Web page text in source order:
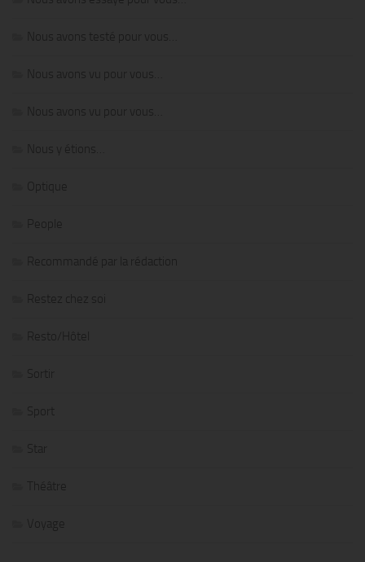
Nous avons testé pour vous…
Nous avons vu pour vous…
Nous avons vu pour vous…
Nous y étions…
Optique
People
Recommandé par la rédaction
Restez chez soi
Resto/Hôtel
Sortir
Sport
Star
Théâtre
Voyage